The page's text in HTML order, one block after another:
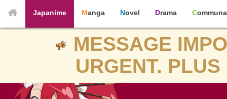
Japanime Manga Novel Drama
MESSAGE
URGENT.